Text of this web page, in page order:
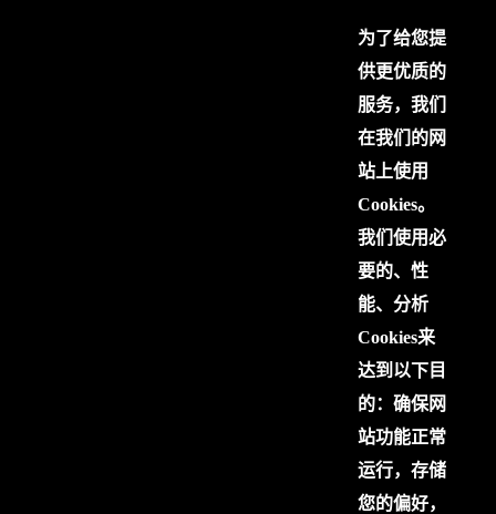
为了给您提
供更优质的
服务，我们
在我们的网
站上使用
Cookies。
我们使用必
要的、性
能、分析
Cookies来
达到以下目
的：确保网
站功能正常
运行，存储
您的偏好，